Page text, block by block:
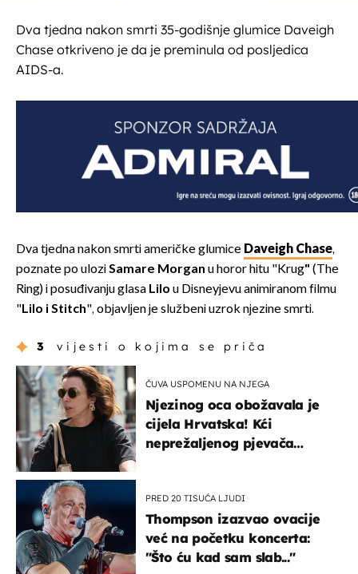
Dva tjedna nakon smrti 35-godišnje glumice Daveigh
Chase otkriveno je da je preminula od posljedica
AIDS-a.
Dva tjedna nakon smrti američke glumice Daveigh Chase,
poznate po uloziSamare Morgan u horor hitu "Krug" (The
Ring) i posuđivanju glasa Lilo u Disneyjevu animiranom filmu
"Lilo i Stitch", objavljen je službeni uzrok njezine smrti.
3 vijesti o kojima se priča
ČUVA USPOMENU NA NJEGA
Njezinog oca obožavala je
cijela Hrvatska! Kći
neprežaljenog pjevača
PRED 20 TISUĆA LJUDI
Thompson izazvao ovacije
već na početku koncerta:
"Što ću kad sam slab..."